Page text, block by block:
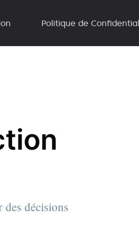
Politique de
décisions